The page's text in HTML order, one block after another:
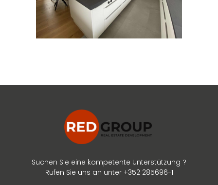
Suchen Sie eine kompetente Unterstützung ?
Rufen Sie uns an unter +352 285696-1